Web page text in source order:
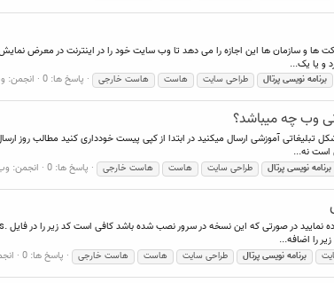
سازمان ها این اجازه را می دهد تا وب سایت خود را در اینترنت در معرض نمایش
و یا یک...
برنامه نویسی پرتال طراحی سایت هاست هاست خارجی پاسخ ها: 0 انجمن:
وب چه میباشد؟
است نه...
برنامه نویسی پرتال طراحی سایت هاست هاست خارجی پاسخ ها: 0 انجمن:
برنامه نویسی پرتال طراحی سایت هاست هاست خارجی پاسخ ها: 0